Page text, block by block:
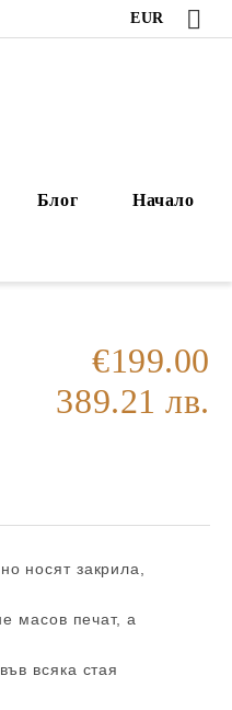
EUR
Блог Начало
€199.00
389.21 лв.
носят закрила,
масов печат, а
всяка стая